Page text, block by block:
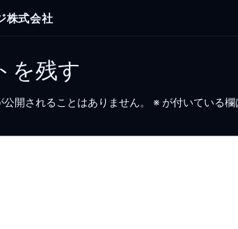
株式会社
を残す
開されることはありません。 ※ が付いている